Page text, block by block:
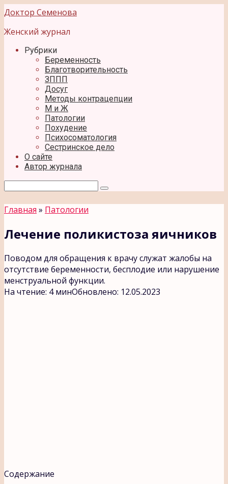
Перейти
к
контенту
Доктор Семенова
Женский журнал
Рубрики
Беременность
Благотворительность
ЗППП
Досуг
Методы контрацепции
М и Ж
Патологии
Похудение
Психосоматология
Сестринское дело
О сайте
Автор журнала
Поиск:
Главная » Патологии
Лечение поликистоза яичников
Поводом для обращения к врачу служат жалобы на
отсутствие беременности, бесплодие или нарушение
менструальной функции.
На чтение: 4 минОбновлено: 12.05.2023
Содержание